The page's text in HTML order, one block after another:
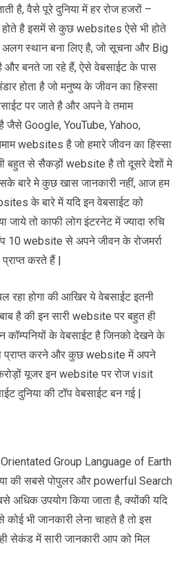
है, वैसे पूरे दुनिया में हर रोज हजरों –
है इसमें से कुछ websites ऐसे भी होते
स्थान बना लिए है, जो सूचना और Big
और बनते जा रहे हैं, ऐसे वेबसाईट के पास
होता है जो मनुष्य के जीवन का हिस्सा
पर जाते है और अपने वे तमाम
है जैसे Google, YouTube, Yahoo,
websites है जो हमारे जीवन का हिस्सा
बहुत से सैकड़ों website है तो दूसरे देशों मे
बारे मे कुछ खास जानकारी नहीं, आज हम
के बारे में यदि इन वेबसाईट को
जाये तो काफी लोग इंटरनेट में ज्यादा रुचि
10 website से अपने जीवन के रोजमर्रा
करते हैं |
होगा की आखिर ये वेबसाईट इतनी
है की इन सारी website पर बहुत ही
कॉम्पनियों के वेबसाईट है जिनको देखने के
प्राप्त करने और कुछ website में अपने
यूजर इन website पर रोज visit
दुनिया की टॉप वेबसाईट बन गई |
Group Language of Earth
की सबसे पोपुलर और powerful Search
अधिक उपयोग किया जाता है, क्योंकी यदि
भी जानकारी लेना चाहते है तो इस
सेकंड में सारी जानकारी आप को मिल